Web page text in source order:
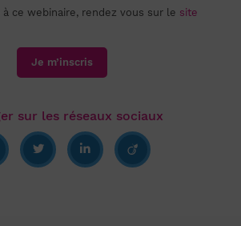
ce webinaire, rendez vous sur le site
Je m’inscris